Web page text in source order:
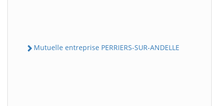
Mutuelle entreprise PERRIERS-SUR-ANDELLE